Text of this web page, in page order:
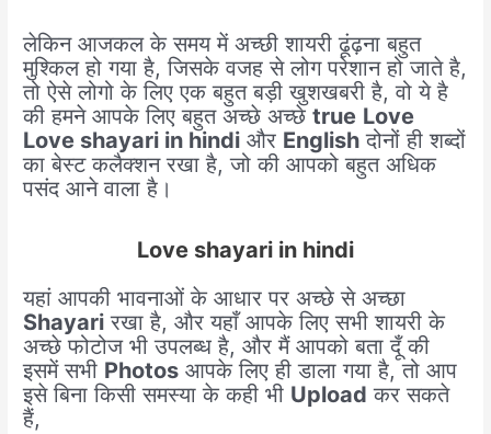
लेकिन आजकल के समय में अच्छी शायरी ढूंढ़ना बहुत
मुश्किल हो गया है, जिसके वजह से लोग परेशान हो जाते है,
तो ऐसे लोगो के लिए एक बहुत बड़ी खुशखबरी है, वो ये है
की हमने आपके लिए बहुत अच्छे अच्छेtrue Love
Love shayari in hindi और English दोनों ही शब्दों
का बेस्ट कलैक्शन रखा है, जो की आपको बहुत अधिक
पसंद आने वाला है।
Love shayari in hindi
यहां आपकी भावनाओं के आधार पर अच्छे से अच्छा
Shayari रखा है, और यहाँ आपके लिए सभी शायरी के
अच्छे फोटोज भी उपलब्ध है, और मैं आपको बता दूँ की
इसमें सभी Photos आपके लिए ही डाला गया है, तो आप
इसे बिना किसी समस्या के कही भी Upload कर सकते
हैं,